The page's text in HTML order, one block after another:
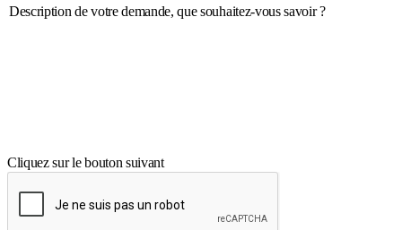
Cliquez sur le bouton suivant